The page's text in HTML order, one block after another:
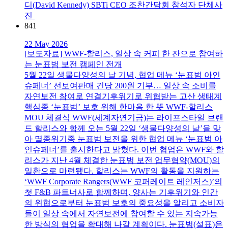
디(David Kennedy) SBTi CEO 조찬간담회 참석자 단체사
진
841
22 May 2026
[보도자료] WWF-할리스, 일상 속 커피 한 잔으로 참여하
는 눈표범 보전 캠페인 전개
5월 22일 생물다양성의 날 기념, 협업 메뉴 ‘눈표범 아인
슈페너’ 선보여판매 건당 200원 기부… 일상 속 소비를
자연보전 참여로 연결기후위기로 위협받는 고산 생태계
핵심종 ‘눈표범’ 보호 위해 한마음 한 뜻 WWF-할리스
MOU 체결식 WWF(세계자연기금)는 라이프스타일 브랜
드 할리스와 함께 오는 5월 22일 ‘생물다양성의 날’을 맞
아 멸종위기종 눈표범 보전을 위한 협업 메뉴 ‘눈표범 아
인슈페너’를 출시한다고 밝혔다. 이번 협업은 WWF와 할
리스가 지난 4월 체결한 눈표범 보전 업무협약(MOU)의
일환으로 마련됐다. 할리스는 WWF의 활동을 지원하는
‘WWF Corporate Rangers(WWF 코퍼레이트 레인저스)’의
첫 F&B 파트너사로 함께하며, 양사는 기후위기와 인간
의 위협으로부터 눈표범 보호의 중요성을 알리고 소비자
들이 일상 속에서 자연보전에 참여할 수 있는 지속가능
한 방식의 협업을 확대해 나갈 계획이다. 눈표범(설표)은